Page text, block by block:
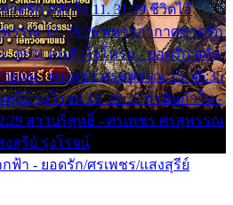
อดรัก สลักใจ 11. 31:29 ชีวิตไอ้
รรณ 12. 35:26 ทหารอากาศขาดรัก
39:01 คนหัวใจโทรม - ยอดรัก สลัก
ายแน่ - ศรเพชร ศรสุพรรณ 15. 46:35
รีย์ รุ่งโรจน์ 16. 49:57 กำนันกำใน -
สาวบริสุทธิ์ - ศรเพชร ศรสุพรรณ
งสุรีย์ รุ่งโรจน์
ฟ้า - ยอดรัก/ศรเพชร/แสงสุรีย์